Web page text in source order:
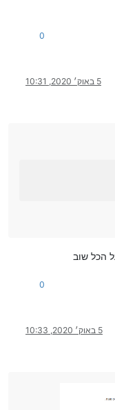
0
5 באוק׳ 2020, 10:31
הכל שוב
0
5 באוק׳ 2020, 10:33